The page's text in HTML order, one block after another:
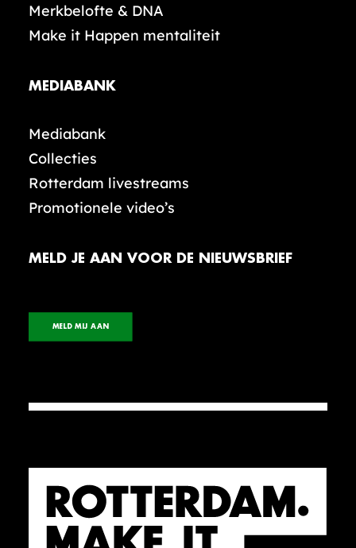
Merkbelofte & DNA
Make it Happen mentaliteit
MEDIABANK
Mediabank
Collecties
Rotterdam livestreams
Promotionele video’s
MELD JE AAN VOOR DE NIEUWSBRIEF
MELD MIJ AAN